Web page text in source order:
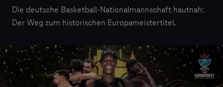
Die deutsche Basketball-Nationalmannschaft hautnah:
Der Weg zum historischen Europameistertitel.